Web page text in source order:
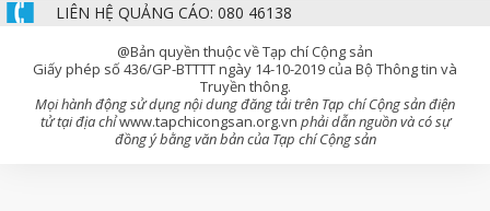
LIÊN HỆ QUẢNG CÁO: 080 46138
@Bản quyền thuộc về Tạp chí Cộng sản
Giấy phép số 436/GP-BTTTT ngày 14-10-2019 của Bộ Thông tin và
Truyền thông.
Mọi hành động sử dụng nội dung đăng tải trên Tạp chí Cộng sản điện
tử tại địa chỉwww.tapchicongsan.org.vn phải dẫn nguồn và có sự
đồng ý bằng văn bản của Tạp chí Cộng sản